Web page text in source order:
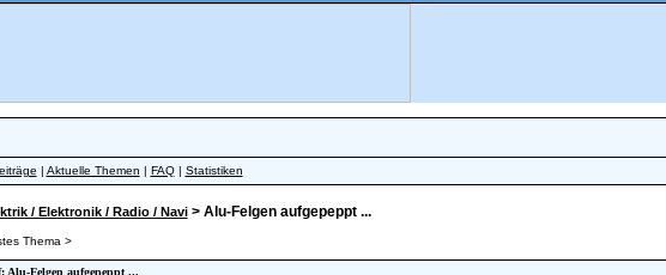
| Aktuelle Themen | FAQ| Statistiken
/ Elektronik / Radio / Navi> Alu-Felgen aufgepeppt ...
Thema >
Alu-Felgen aufgepeppt ...